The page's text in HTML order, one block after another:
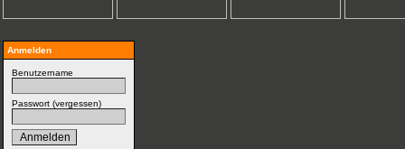
Anmelden
Benutzername
Passwort (vergessen)